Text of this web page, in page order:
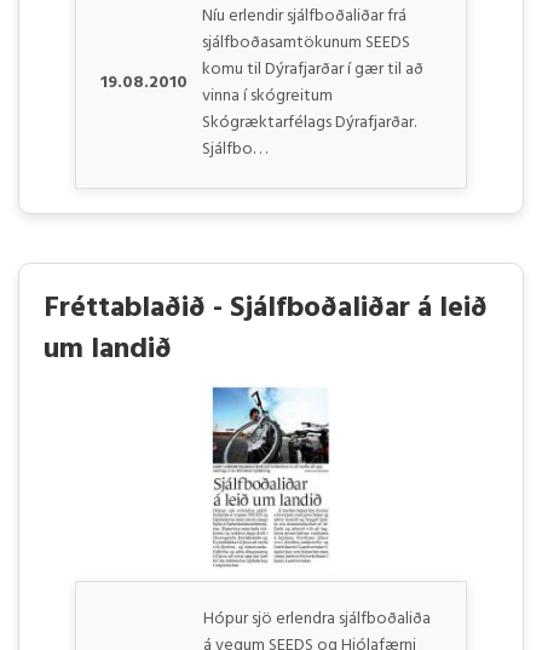
19.08.2010
Níu erlendir sjálfboðaliðar frá
sjálfboðasamtökunum SEEDS
komu til Dýrafjarðar í gær til að
vinna í skógreitum
Skógræktarfélags Dýrafjarðar.
Sjálfbo. . .
Fréttablaðið - Sjálfboðaliðar á leið
um landið
Hópur sjö erlendra sjálfboðaliða